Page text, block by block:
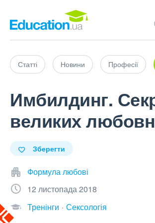
Статті Новини Професії
Имбилдинг.
великих
Зберегти
Формула любові
12 листопада 2018
Тренінги
Сексологія